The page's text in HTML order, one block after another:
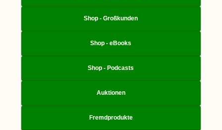
Shop - Großkunden
Shop - eBooks
Shop - Podcasts
Auktionen
Fremdprodukte